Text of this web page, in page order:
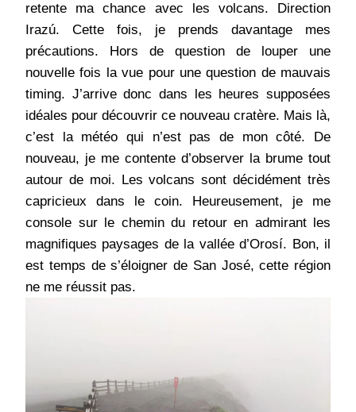
retente ma chance avec les volcans. Direction
Irazú. Cette fois, je prends davantage mes
précautions. Hors de question de louper une
nouvelle fois la vue pour une question de mauvais
timing. J’arrive donc dans les heures supposées
idéales pour découvrir ce nouveau cratère. Mais là,
c’est la météo qui n’est pas de mon côté. De
nouveau, je me contente d’observer la brume tout
autour de moi. Les volcans sont décidément très
capricieux dans le coin. Heureusement, je me
console sur le chemin du retour en admirant les
magnifiques paysages de la vallée d’Orosí. Bon, il
est temps de s’éloigner de San José, cette région
ne me réussit pas.